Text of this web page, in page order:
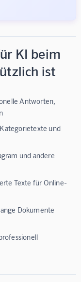
KI beim
ist
Antworten,
und
und andere
Texte für Online-
Dokumente